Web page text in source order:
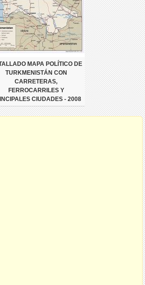
MAPA POLÍTICO DE
TURKMENISTÁN CON
CARRETERAS,
FERROCARRILES Y
CIUDADES - 2008